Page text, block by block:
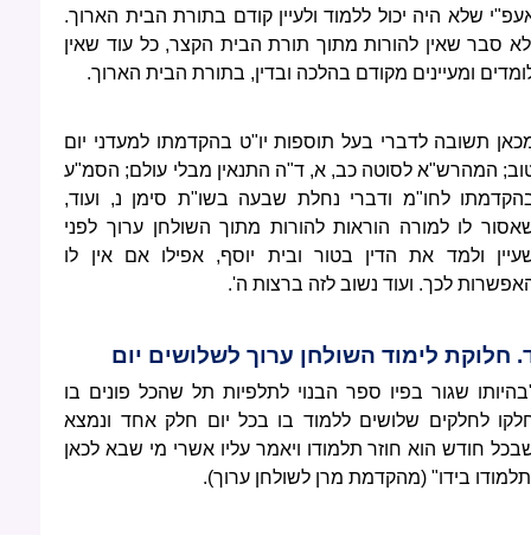
שלא היה יכול ללמוד ולעיין קודם בתורת הבית הארוך.
סבר שאין להורות מתוך תורת הבית הקצר, כל עוד שאין
ומעיינים מקודם בהלכה ובדין, בתורת הבית הארוך.
תשובה לדברי בעל תוספות יו"ט בהקדמתו למעדני יום
המהרש"א לסוטה כב, א, ד"ה התנאין מבלי עולם; הסמ"ע
לחו"מ ודברי נחלת שבעה בשו"ת סימן נ, ועוד,
לו למורה הוראות להורות מתוך השולחן ערוך לפני
ולמד את הדין בטור ובית יוסף, אפילו אם אין לו
לכך. ועוד נשוב לזה ברצות ה'.
חלוקת לימוד השולחן ערוך לשלושים יום
שגור בפיו ספר הבנוי לתלפיות תל שהכל פונים בו
לחלקים שלושים ללמוד בו בכל יום חלק אחד ונמצא
חודש הוא חוזר תלמודו ויאמר עליו אשרי מי שבא לכאן
בידו" (מהקדמת מרן לשולחן ערוך).